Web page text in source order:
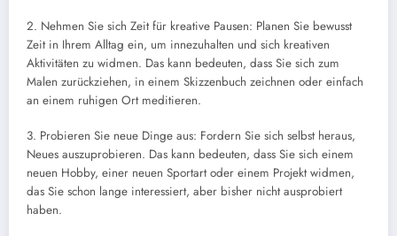
2. Nehmen Sie sich Zeit für kreative Pausen: Planen Sie bewusst
Zeit in Ihrem Alltag ein, um innezuhalten und sich kreativen
Aktivitäten zu widmen. Das kann bedeuten, dass Sie sich zum
Malen zurückziehen, in einem Skizzenbuch zeichnen oder einfach
an einem ruhigen Ort meditieren.
3. Probieren Sie neue Dinge aus: Fordern Sie sich selbst heraus,
Neues auszuprobieren. Das kann bedeuten, dass Sie sich einem
neuen Hobby, einer neuen Sportart oder einem Projekt widmen,
das Sie schon lange interessiert, aber bisher nicht ausprobiert
haben.